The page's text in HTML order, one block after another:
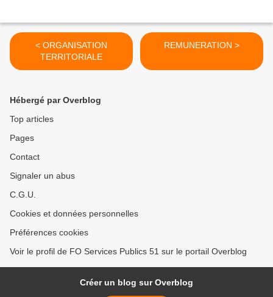
< ORGANISATION
TERRITORIALE
REMUNERATION >
Hébergé par Overblog
Top articles
Pages
Contact
Signaler un abus
C.G.U.
Cookies et données personnelles
Préférences cookies
Voir le profil de FO Services Publics 51 sur le portail Overblog
Créer un blog sur Overblog